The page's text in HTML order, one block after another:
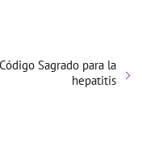
Código Sagrado para la
hepatitis